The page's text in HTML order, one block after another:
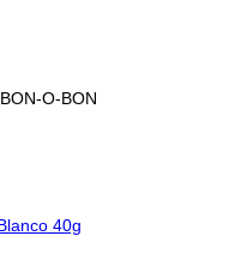
BON-O-BON